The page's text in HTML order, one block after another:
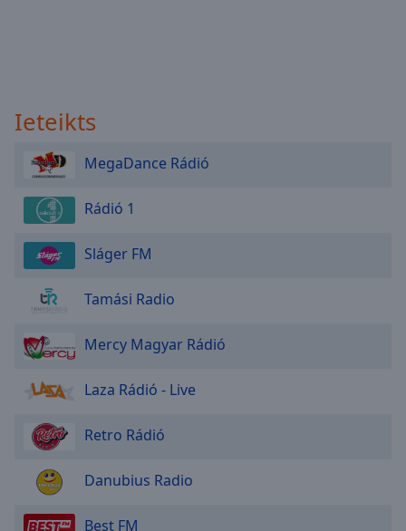
Ieteikts
MegaDance Rádió
Rádió 1
Sláger FM
Tamási Radio
Mercy Magyar Rádió
Laza Rádió - Live
Retro Rádió
Danubius Radio
Best FM